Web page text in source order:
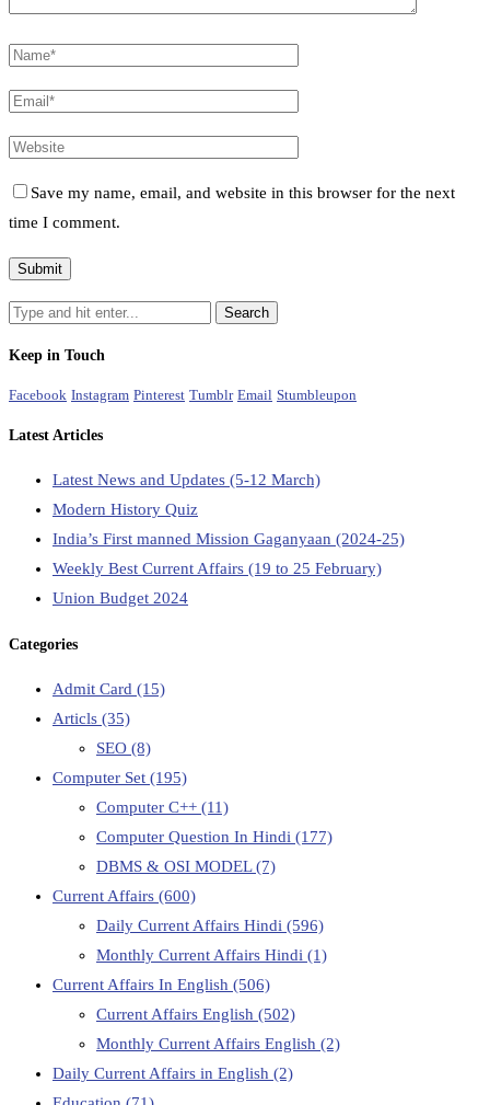
Save my name, email, and website in this browser for the next
time I comment.
Keep in Touch
Facebook Instagram Pinterest Tumblr Email Stumbleupon
Latest Articles
Latest News and Updates (5-12 March)
Modern History Quiz
India’s First manned Mission Gaganyaan (2024-25)
Weekly Best Current Affairs (19 to 25 February)
Union Budget 2024
Categories
Admit Card (15)
Articls (35)
SEO (8)
Computer Set (195)
Computer C++ (11)
Computer Question In Hindi (177)
DBMS & OSI MODEL(7)
Current Affairs (600)
Daily Current Affairs Hindi (596)
Monthly Current Affairs Hindi (1)
Current Affairs In English (506)
Current Affairs English (502)
Monthly Current Affairs English (2)
Daily Current Affairs in English (2)